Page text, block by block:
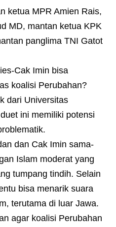
ketua MPR Amien Rais,
MD, mantan ketua KPK
panglima TNI Gatot
Cak Imin bisa
koalisi Perubahan?
dari Universitas
ini memiliki potensi
dan Cak Imin sama-
Islam moderat yang
tumpang tindih. Selain
bisa menarik suara
terutama di luar Jawa.
agar koalisi Perubahan